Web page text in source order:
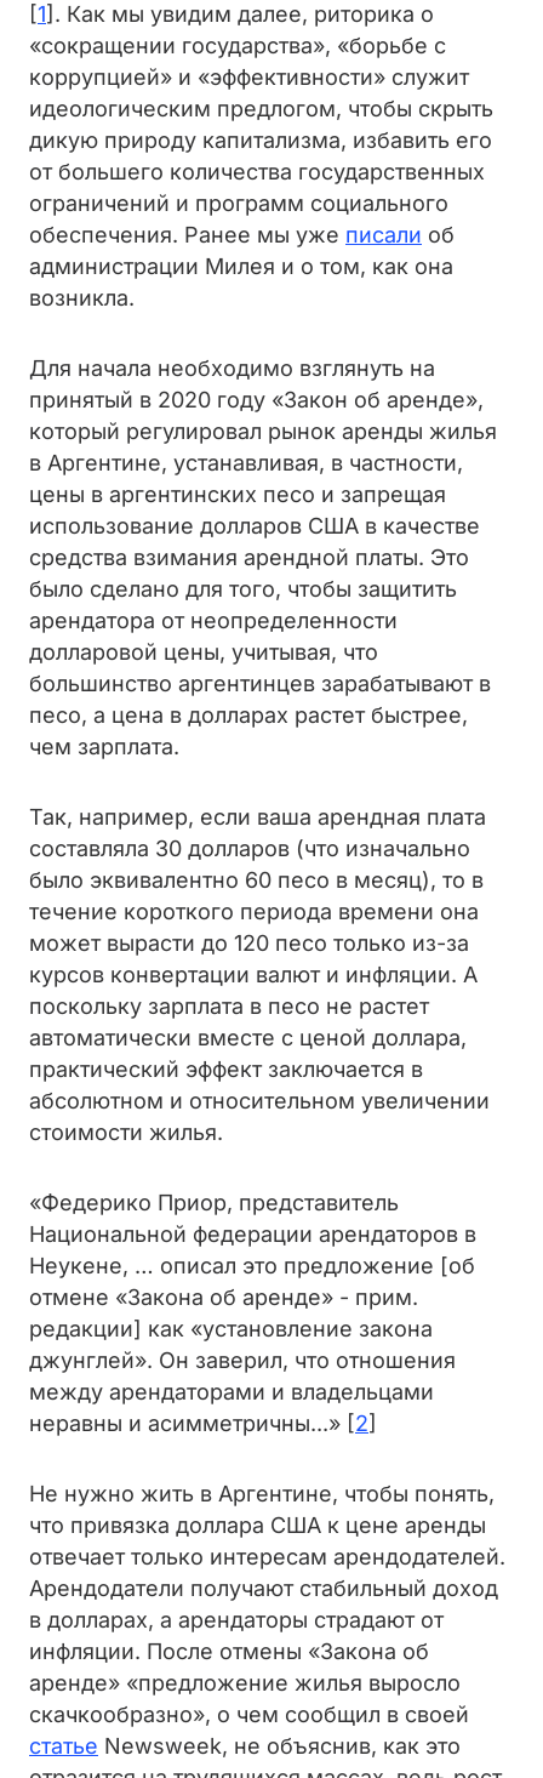
[1]. Как мы увидим далее, риторика о
«сокращении государства», «борьбе с
коррупцией» и «эффективности» служит
идеологическим предлогом, чтобы скрыть
дикую природу капитализма, избавить его
от большего количества государственных
ограничений и программ социального
обеспечения. Ранее мы уже писали об
администрации Милея и о том, как она
возникла.
Для начала необходимо взглянуть на
принятый в 2020 году «Закон об аренде»,
который регулировал рынок аренды жилья
в Аргентине, устанавливая, в частности,
цены в аргентинских песо и запрещая
использование долларов США в качестве
средства взимания арендной платы. Это
было сделано для того, чтобы защитить
арендатора от неопределенности
долларовой цены, учитывая, что
большинство аргентинцев зарабатывают в
песо, а цена в долларах растет быстрее,
чем зарплата.
Так, например, если ваша арендная плата
составляла 30 долларов (что изначально
было эквивалентно 60 песо в месяц), то в
течение короткого периода времени она
может вырасти до 120 песо только из-за
курсов конвертации валют и инфляции. А
поскольку зарплата в песо не растет
автоматически вместе с ценой доллара,
практический эффект заключается в
абсолютном и относительном увеличении
стоимости жилья.
«Федерико Приор, представитель
Национальной федерации арендаторов в
Неукене, … описал это предложение [об
отмене «Закона об аренде» - прим.
редакции] как «установление закона
джунглей». Он заверил, что отношения
между арендаторами и владельцами
неравны и асимметричны...» [2]
Не нужно жить в Аргентине, чтобы понять,
что привязка доллара США к цене аренды
отвечает только интересам арендодателей.
Арендодатели получают стабильный доход
в долларах, а арендаторы страдают от
инфляции. После отмены «Закона об
аренде» «предложение жилья выросло
скачкообразно», о чем сообщил в своей
статье Newsweek, не объяснив, как это